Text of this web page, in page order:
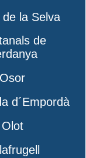
la Selva
de
Osor
d´Empordà
Olot